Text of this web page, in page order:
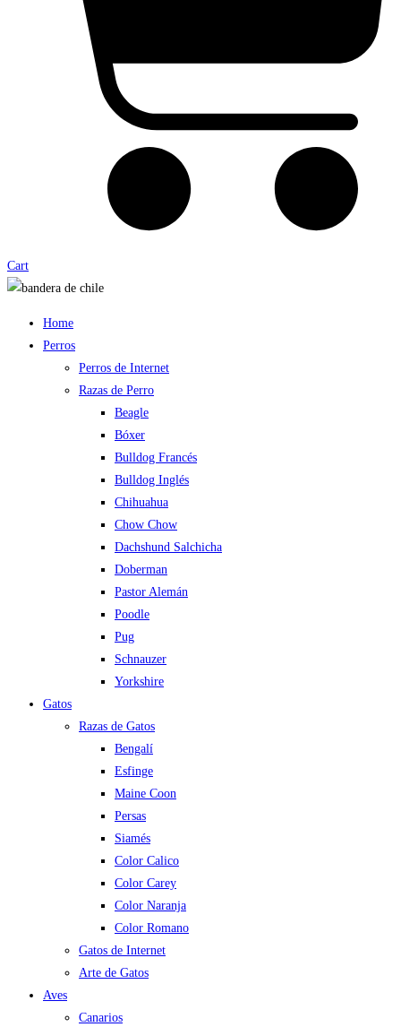
Cart
Home
Perros
Perros de Internet
Razas de Perro
Beagle
Bóxer
Bulldog Francés
Bulldog Inglés
Chihuahua
Chow Chow
Dachshund Salchicha
Doberman
Pastor Alemán
Poodle
Pug
Schnauzer
Yorkshire
Gatos
Razas de Gatos
Bengalí
Esfinge
Maine Coon
Persas
Siamés
Color Calico
Color Carey
Color Naranja
Color Romano
Gatos de Internet
Arte de Gatos
Aves
Canarios